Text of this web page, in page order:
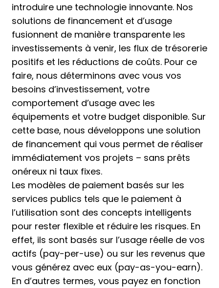
introduire une technologie innovante. Nos
solutions de financement et d’usage
fusionnent de manière transparente les
investissements à venir, les flux de trésorerie
positifs et les réductions de coûts. Pour ce
faire, nous déterminons avec vous vos
besoins d’investissement, votre
comportement d’usage avec les
équipements et votre budget disponible. Sur
cette base, nous développons une solution
de financement qui vous permet de réaliser
immédiatement vos projets – sans prêts
onéreux ni taux fixes.
Les modèles de paiement basés sur les
services publics tels que le paiement à
l’utilisation sont des concepts intelligents
pour rester flexible et réduire les risques. En
effet, ils sont basés sur l’usage réelle de vos
actifs (pay-per-use) ou sur les revenus que
vous générez avec eux (pay-as-you-earn).
En d’autres termes, vous payez en fonction